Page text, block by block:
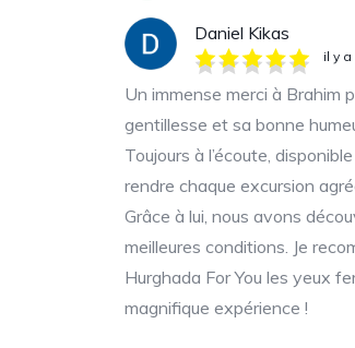
Daniel Kikas
il y
Un immense merci à Brahim
gentillesse et sa bonne
Toujours à l’écoute,
rendre chaque excursion
Grâce à lui, nous avons
meilleures conditions. Je
Hurghada For You les yeux
magnifique expérience !